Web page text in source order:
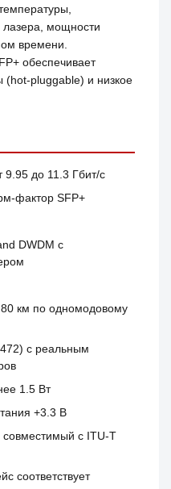
мощности
времени.
обеспечивает
(hot-pluggable) и низкое
9.95 до 11.3 Гбит/с
фактор SFP+
DWDM с
км по одномодовому
с реальным
1.5 Вт
+3.3 В
с ITU-T
соответствует